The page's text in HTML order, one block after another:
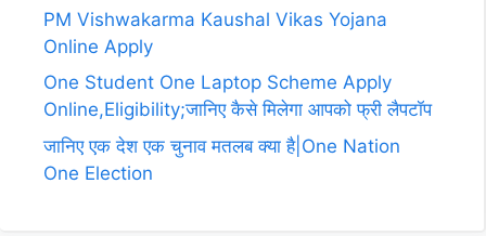
PM Vishwakarma Kaushal Vikas Yojana
Online Apply
One Student One Laptop Scheme Apply
Online,Eligibility;जानिए कैसे मिलेगा आपको फ्री लैपटॉप
जानिए एक देश एक चुनाव मतलब क्या है|One Nation
One Election